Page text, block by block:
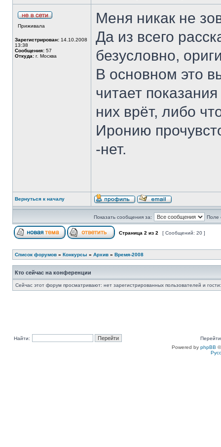
Приживала
Зарегистрирован: 14.10.2008
13:38
Сообщения: 57
Откуда: г. Москва
Меня никак не
Да из всего
безусловно,
В основном это
читает
них врёт, либо
Иронию
-нет.
Вернуться к началу
Показать сообщения за: Поле
Страница 2 из 2 [ Сообщений: 20 ]
Список форумов » Конкурсы » Архив » Время-2008
Кто сейчас на конференции
Сейчас этот форум просматривают: нет зарегистрированных пользователей и
Найти:
Powered by phpBB